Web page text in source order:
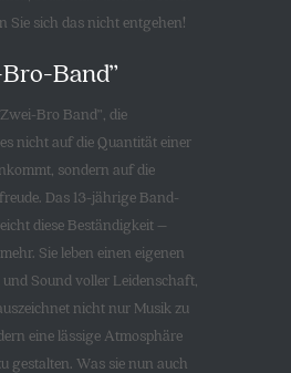
Sie sich das nicht entgehen!
Band”
Bro Band”, die
nicht auf die Quantität einer
sondern auf die
Das 13-jährige Band-
diese Beständigkeit –
Sie leben einen eigenen
Sound voller Leidenschaft,
nicht nur Musik zu
eine lässige Atmosphäre
gestalten. Was sie nun auch